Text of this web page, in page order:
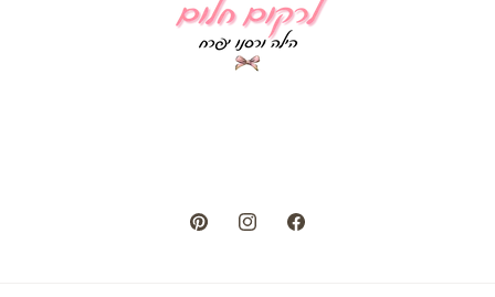
Facebook
Instagram
Pinterest